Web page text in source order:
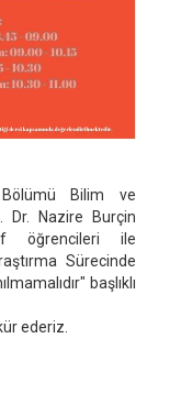
Bölümü Bilim ve
Dr. Nazire Burçin
öğrencileri ile
Sürecinde
başlıklı
ederiz.